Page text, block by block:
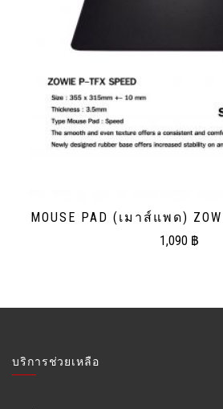
MOUSE PAD (เมาส์แพด)
1,090 ฿
บริการช่วยเหลือ